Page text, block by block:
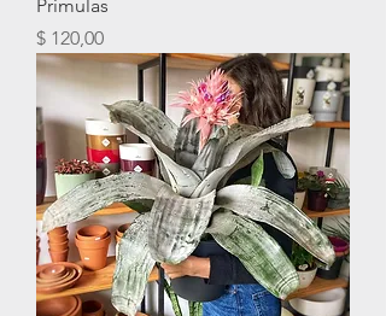
Primulas
Precio
$ 120,00